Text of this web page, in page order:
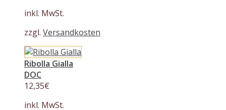
inkl. MwSt.
zzgl. Versandkosten
Ribolla Gialla
DOC
12,35€
inkl. MwSt.